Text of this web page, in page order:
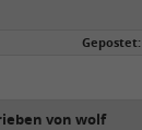
Gepostet:
von wolf